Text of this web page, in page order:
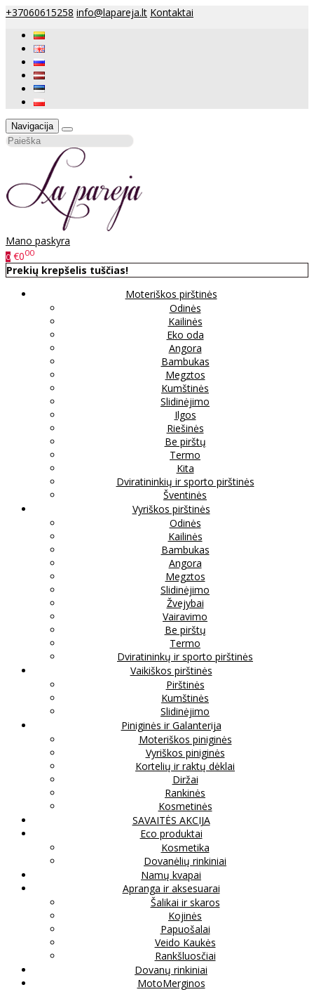
+37060615258 info@lapareja.lt Kontaktai
Navigacija
Mano paskyra
0 €000
Prekių krepšelis tuščias!
Moteriškos pirštinės
Odinės
Kailinės
Eko oda
Angora
Bambukas
Megztos
Kumštinės
Slidinėjimo
Ilgos
Riešinės
Be pirštų
Termo
Kita
Dviratininkių ir sporto pirštinės
Šventinės
Vyriškos pirštinės
Odinės
Kailinės
Bambukas
Angora
Megztos
Slidinėjimo
Žvejybai
Vairavimo
Be pirštų
Termo
Dviratininkų ir sporto pirštinės
Vaikiškos pirštinės
Pirštinės
Kumštinės
Slidinėjimo
Piniginės ir Galanterija
Moteriškos piniginės
Vyriškos piniginės
Kortelių ir raktų dėklai
Diržai
Rankinės
Kosmetinės
SAVAITĖS AKCIJA
Eco produktai
Kosmetika
Dovanėlių rinkiniai
Namų kvapai
Apranga ir aksesuarai
Šalikai ir skaros
Kojinės
Papuošalai
Veido Kaukės
Rankšluosčiai
Dovanų rinkiniai
MotoMerginos